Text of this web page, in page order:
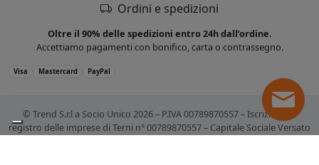
Ordini e spedizioni
Oltre il 90% delle spedizioni entro 24h dall’ordine.
Accettiamo pagamenti con bonifico, carta o contrassegno.
Visa Mastercard PayPal
© Trend S.r.l a Socio Unico 2026 – P.IVA 00789870557 – Iscrizione al
registro delle imprese di Terni n° 00789870557 – Capitale Sociale Versato